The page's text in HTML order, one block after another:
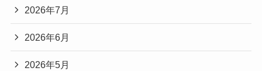
2026年7月
2026年6月
2026年5月